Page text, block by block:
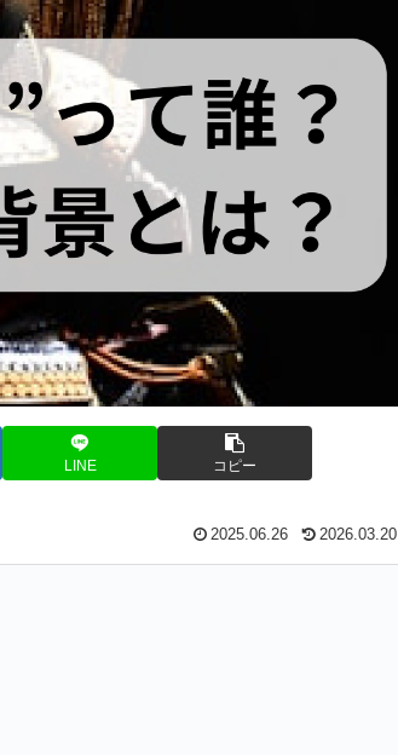
LINE コピー
2025.06.26 2026.03.20